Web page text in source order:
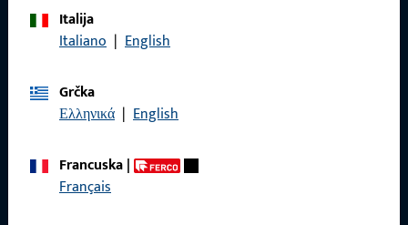
KONTAKT
Rado ćemo vam pomoći!
Tu smo za vas – brzo, kompetentno i pouzdano.
Italija
Italiano | English
Grčka
Ελληνικά | English
Francuska|
Français